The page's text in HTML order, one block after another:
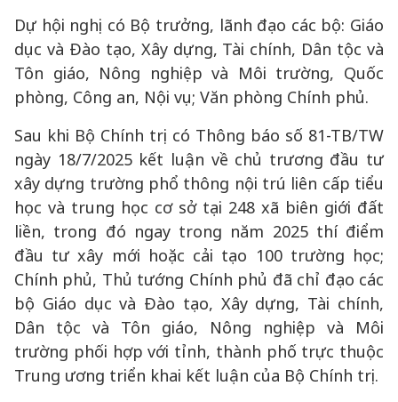
Dự hội nghị có Bộ trưởng, lãnh đạo các bộ: Giáo
dục và Đào tạo, Xây dựng, Tài chính, Dân tộc và
Tôn giáo, Nông nghiệp và Môi trường, Quốc
phòng, Công an, Nội vụ; Văn phòng Chính phủ.
Sau khi Bộ Chính trị có Thông báo số 81-TB/TW
ngày 18/7/2025 kết luận về chủ trương đầu tư
xây dựng trường phổ thông nội trú liên cấp tiểu
học và trung học cơ sở tại 248 xã biên giới đất
liền, trong đó ngay trong năm 2025 thí điểm
đầu tư xây mới hoặc cải tạo 100 trường học;
Chính phủ, Thủ tướng Chính phủ đã chỉ đạo các
bộ Giáo dục và Đào tạo, Xây dựng, Tài chính,
Dân tộc và Tôn giáo, Nông nghiệp và Môi
trường phối hợp với tỉnh, thành phố trực thuộc
Trung ương triển khai kết luận của Bộ Chính trị.